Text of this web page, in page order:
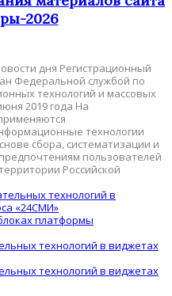
2026
дня Регистрационный
Федеральной службой по
технологий и массовых
2019 года На
технологии
сбора, систематизации и
пользователей
Российской
технологий в
«24СМИ»
платформы
технологий в виджетах
технологий в виджетах